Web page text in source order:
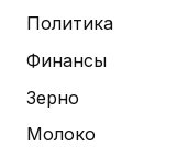
Политика
Финансы
Зерно
Молоко